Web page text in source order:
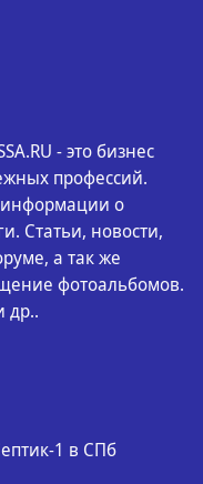
- это бизнес
профессий.
о
Статьи, новости,
а так же
фотоальбомов.
др..
1 в СПб